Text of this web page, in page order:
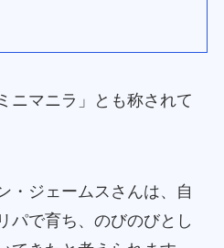
ニマニラ」とも称されて
・ジェームスさんは、自
パで育ち、のびのびとし